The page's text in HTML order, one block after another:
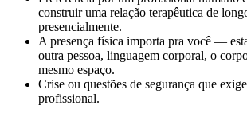
construir uma relação terapêutica de
presencialmente.
A presença física importa pra você —
outra pessoa, linguagem corporal, o
mesmo espaço.
Crise ou questões de segurança que
profissional.